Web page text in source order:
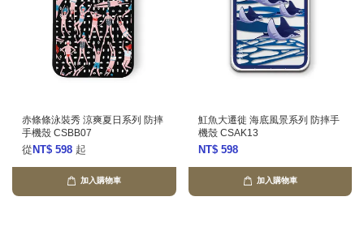
赤條條泳裝秀 涼爽夏日系列 防摔
手機殼 CSBB07
從 NT$ 598 起
加入購物車
魟魚大遷徙 海底風景系列 防摔手
機殼 CSAK13
NT$ 598
加入購物車